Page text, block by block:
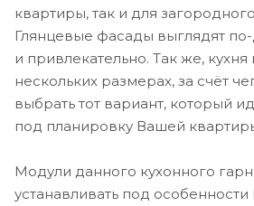
квартиры, так и для
Глянцевые фасады выглядят
и привлекательно. Так же, кухня
нескольких размерах, за счёт
выбрать тот вариант, который
под планировку Вашей
Модули данного кухонного
устанавливать под